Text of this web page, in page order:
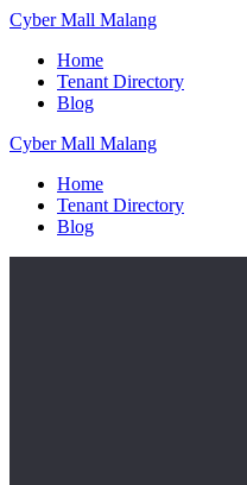
Skip
content
CyberMall Malang
Home
Tenant Directory
Blog
CyberMall Malang
Home
Tenant Directory
Blog